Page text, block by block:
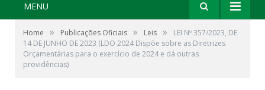
MENU
Home » Publicações Oficiais » Leis »
LEI Nº 357/2023, DE
14 DE JUNHO DE 2023 (LDO 2024 Dispõe sobre as Diretrizes
Orçamentárias para o exercício de 2024 e dá outras
providências)